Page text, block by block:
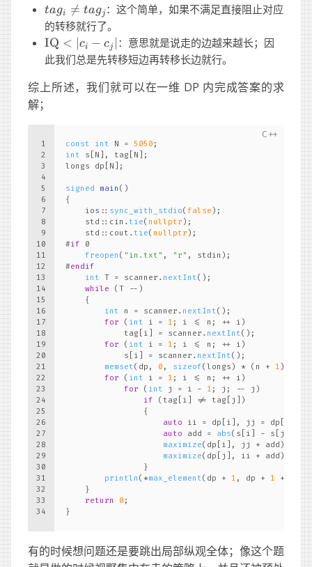
tag_i
\ne
tag_j
tagi 
= tagj ：这个简单，如果不满足直接阻止对应
的转移就行了。
\mathrm{IQ}
< |c_i - c_j|
IQ < ∣ci − cj
：意思就是说走的边越来越长；因
此我们总是先转移短边再转移长边就行。
综上所述，我们就可以在一维 DP 内完成答案的求
解；
1
2
3
4
5
6
7
8
9
10
11
12
13
14
15
16
17
18
19
20
21
22
23
24
25
26
27
28
29
30
31
32
33
34
const int N = 5050 ;
int s[N], tag[N];
longs dp[N];
signed main ()
{
    ios::
sync_with_stdio( false );
    std::cin.
tie( nullptr );
    std::cout.
tie( nullptr );
#if 0
freopen ( "in.txt" , "r" , stdin);
#endif
int T = scanner. nextInt();
while (T --)
    {
int n = scanner. nextInt();
for ( int i = 1 ; i <= n; ++ i)
            tag[i] = scanner.
nextInt();
for ( int i = 1 ; i <= n; ++ i)
            s[i] = scanner.
nextInt();
memset(dp, 0 , sizeof(longs) * (n + 1 ));
for ( int i = 1 ; i <= n; ++ i)
for ( int j = i - 1 ; j; -- j)
if (tag[i] != tag[j])
                {
auto ii = dp[i], jj = dp[j];
auto add = abs(s[i] - s[j]);
maximize(dp[i], jj + add);
maximize(dp[j], ii + add);
                }
println (*max_element(dp + 1 , dp + 1 + n));
    }
return
0 ;
}
有的时候想问题还是要跳出局部纵观全体；像这个题